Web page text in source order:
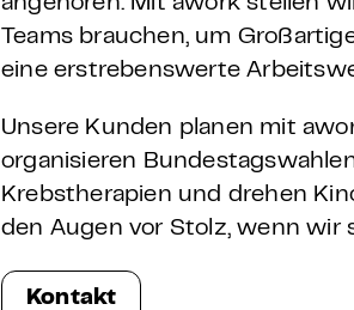
angehören. Mit awork stellen
Teams brauchen, um
eine erstrebenswerte
Unsere Kunden planen mit
organisieren
Krebstherapien und drehen
den Augen vor Stolz, wenn wir
Kontakt